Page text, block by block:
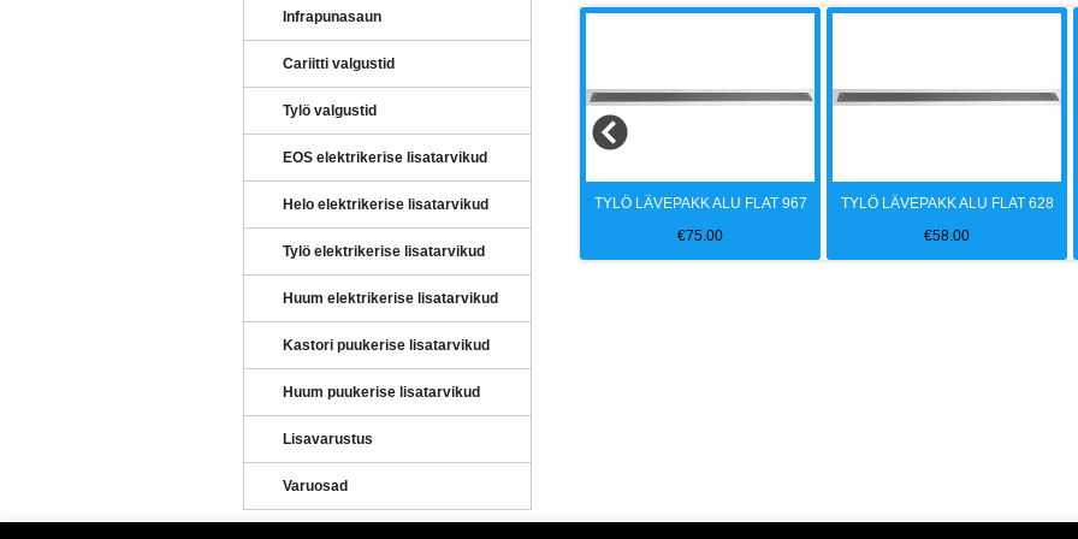
TYLÖ LÄVEPAKK ALU FLAT 628
TYLÖ SAUNAUKS ALU LINE
€1,760.00
TYLÖ LÄVEPAKK ALU FLAT 967
€75.00
TYLÖ LÄVEPAKK ALU FLAT 628
€58.00
Infrapunasaun
Cariitti valgustid
Tylö valgustid
EOS elektrikerise lisatarvikud
Helo elektrikerise lisatarvikud
Tylö elektrikerise lisatarvikud
Huum elektrikerise lisatarvikud
Kastori puukerise lisatarvikud
Huum puukerise lisatarvikud
Lisavarustus
Varuosad